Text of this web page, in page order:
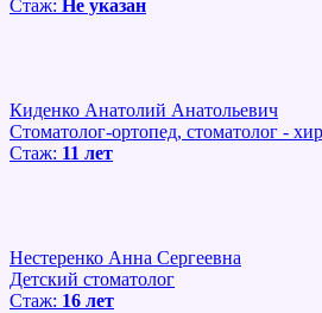
Стаж: Не указан
Киденко Анатолий Анатольевич
Стоматолог-ортопед, стоматолог -
Стаж: 11 лет
Нестеренко Анна Сергеевна
Детский стоматолог
Стаж: 16 лет